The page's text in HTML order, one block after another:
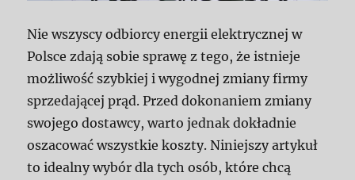
Nie wszyscy odbiorcy energii elektrycznej w
Polsce zdają sobie sprawę z tego, że istnieje
możliwość szybkiej i wygodnej zmiany firmy
sprzedającej prąd. Przed dokonaniem zmiany
swojego dostawcy, warto jednak dokładnie
oszacować wszystkie koszty. Niniejszy artykuł
to idealny wybór dla tych osób, które chcą